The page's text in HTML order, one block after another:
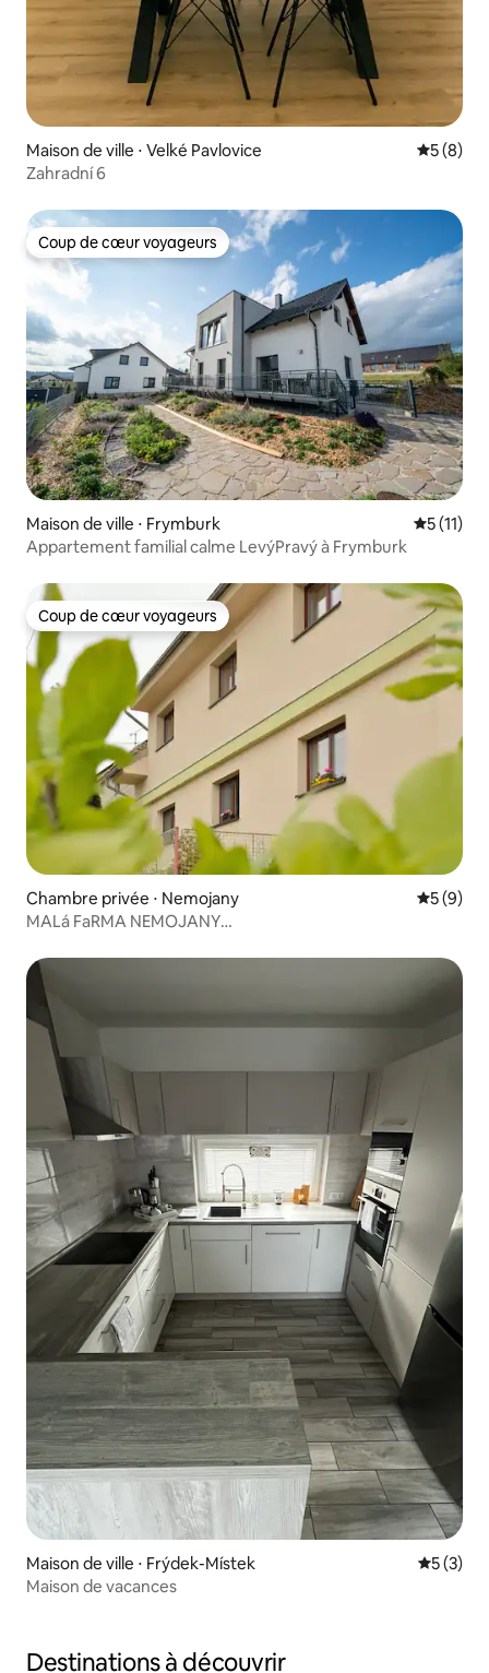
Maison de ville ⋅ Velké Pavlovice
5 (8)
Zahradní 6
Coup de cœur voyageurs
Coup de cœur voyageurs
Maison de ville ⋅ Frymburk
5 (11)
Appartement familial calme LevýPravý à Frymburk
Coup de cœur voyageurs
Coup de cœur voyageurs
Chambre privée ⋅ Nemojany
5 (9)
MALá FaRMA NEMOJANY
Maison de ville ⋅ Frýdek-Místek
5 (3)
Maison de vacances
Destinations à découvrir